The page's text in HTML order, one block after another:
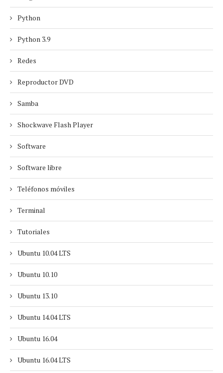
Python
Python 3.9
Redes
Reproductor DVD
Samba
Shockwave Flash Player
Software
Software libre
Teléfonos móviles
Terminal
Tutoriales
Ubuntu 10.04 LTS
Ubuntu 10.10
Ubuntu 13.10
Ubuntu 14.04 LTS
Ubuntu 16.04
Ubuntu 16.04 LTS